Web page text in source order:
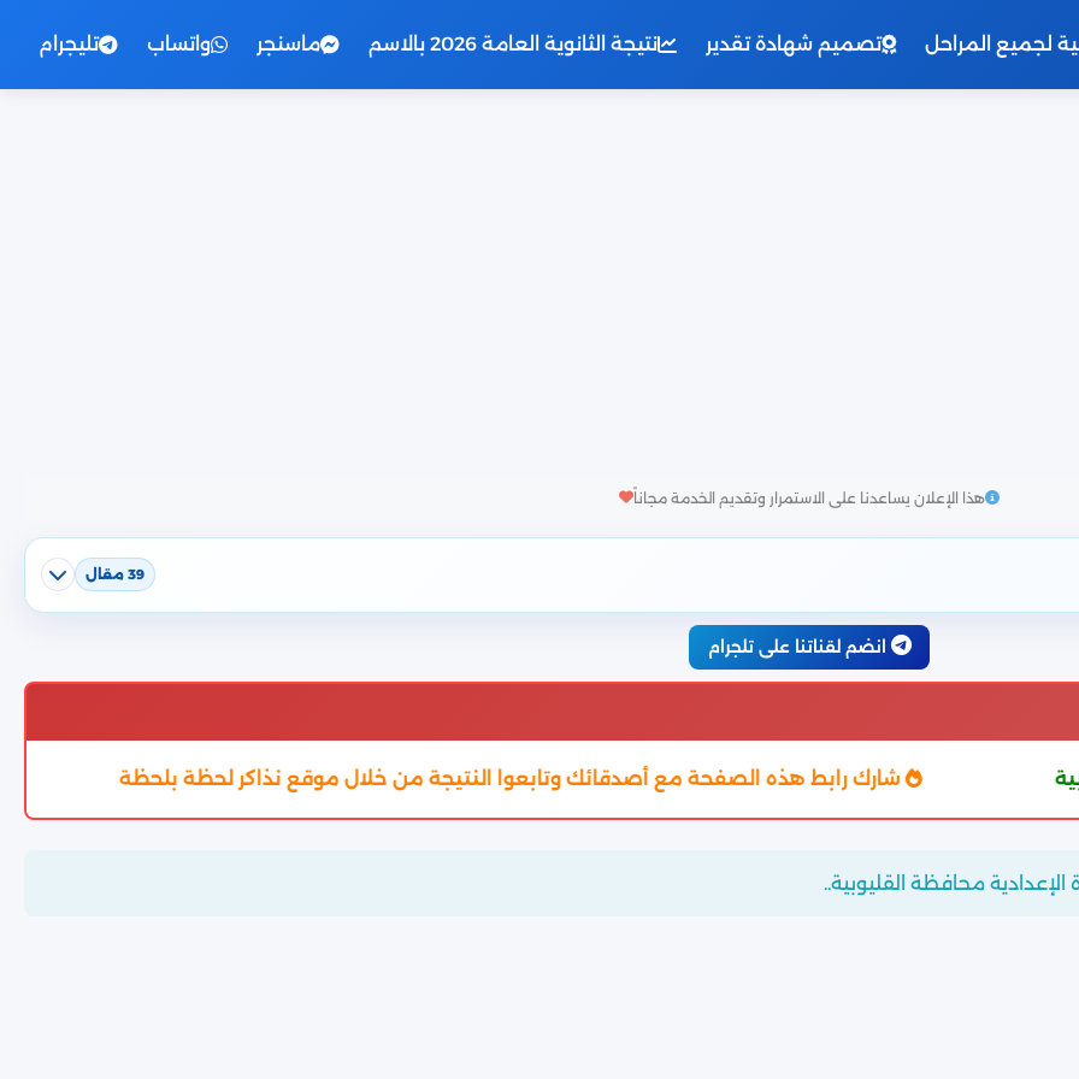
لجميع المراحل تصميم شهادة تقدير نتيجة الثانوية العامة 2026 بالاسم ماسنجر واتساب تليجرام
هذا الإعلان يساعدنا على الاستمرار وتقديم الخدمة مجاناً
39 مقال
انضم لقناتنا على تلجرام
شارك رابط هذه الصفحة مع أصدقائك وتابعوا النتيجة من خلال موقع نذاكر لحظة بلحظة
محافظة القليوبية..